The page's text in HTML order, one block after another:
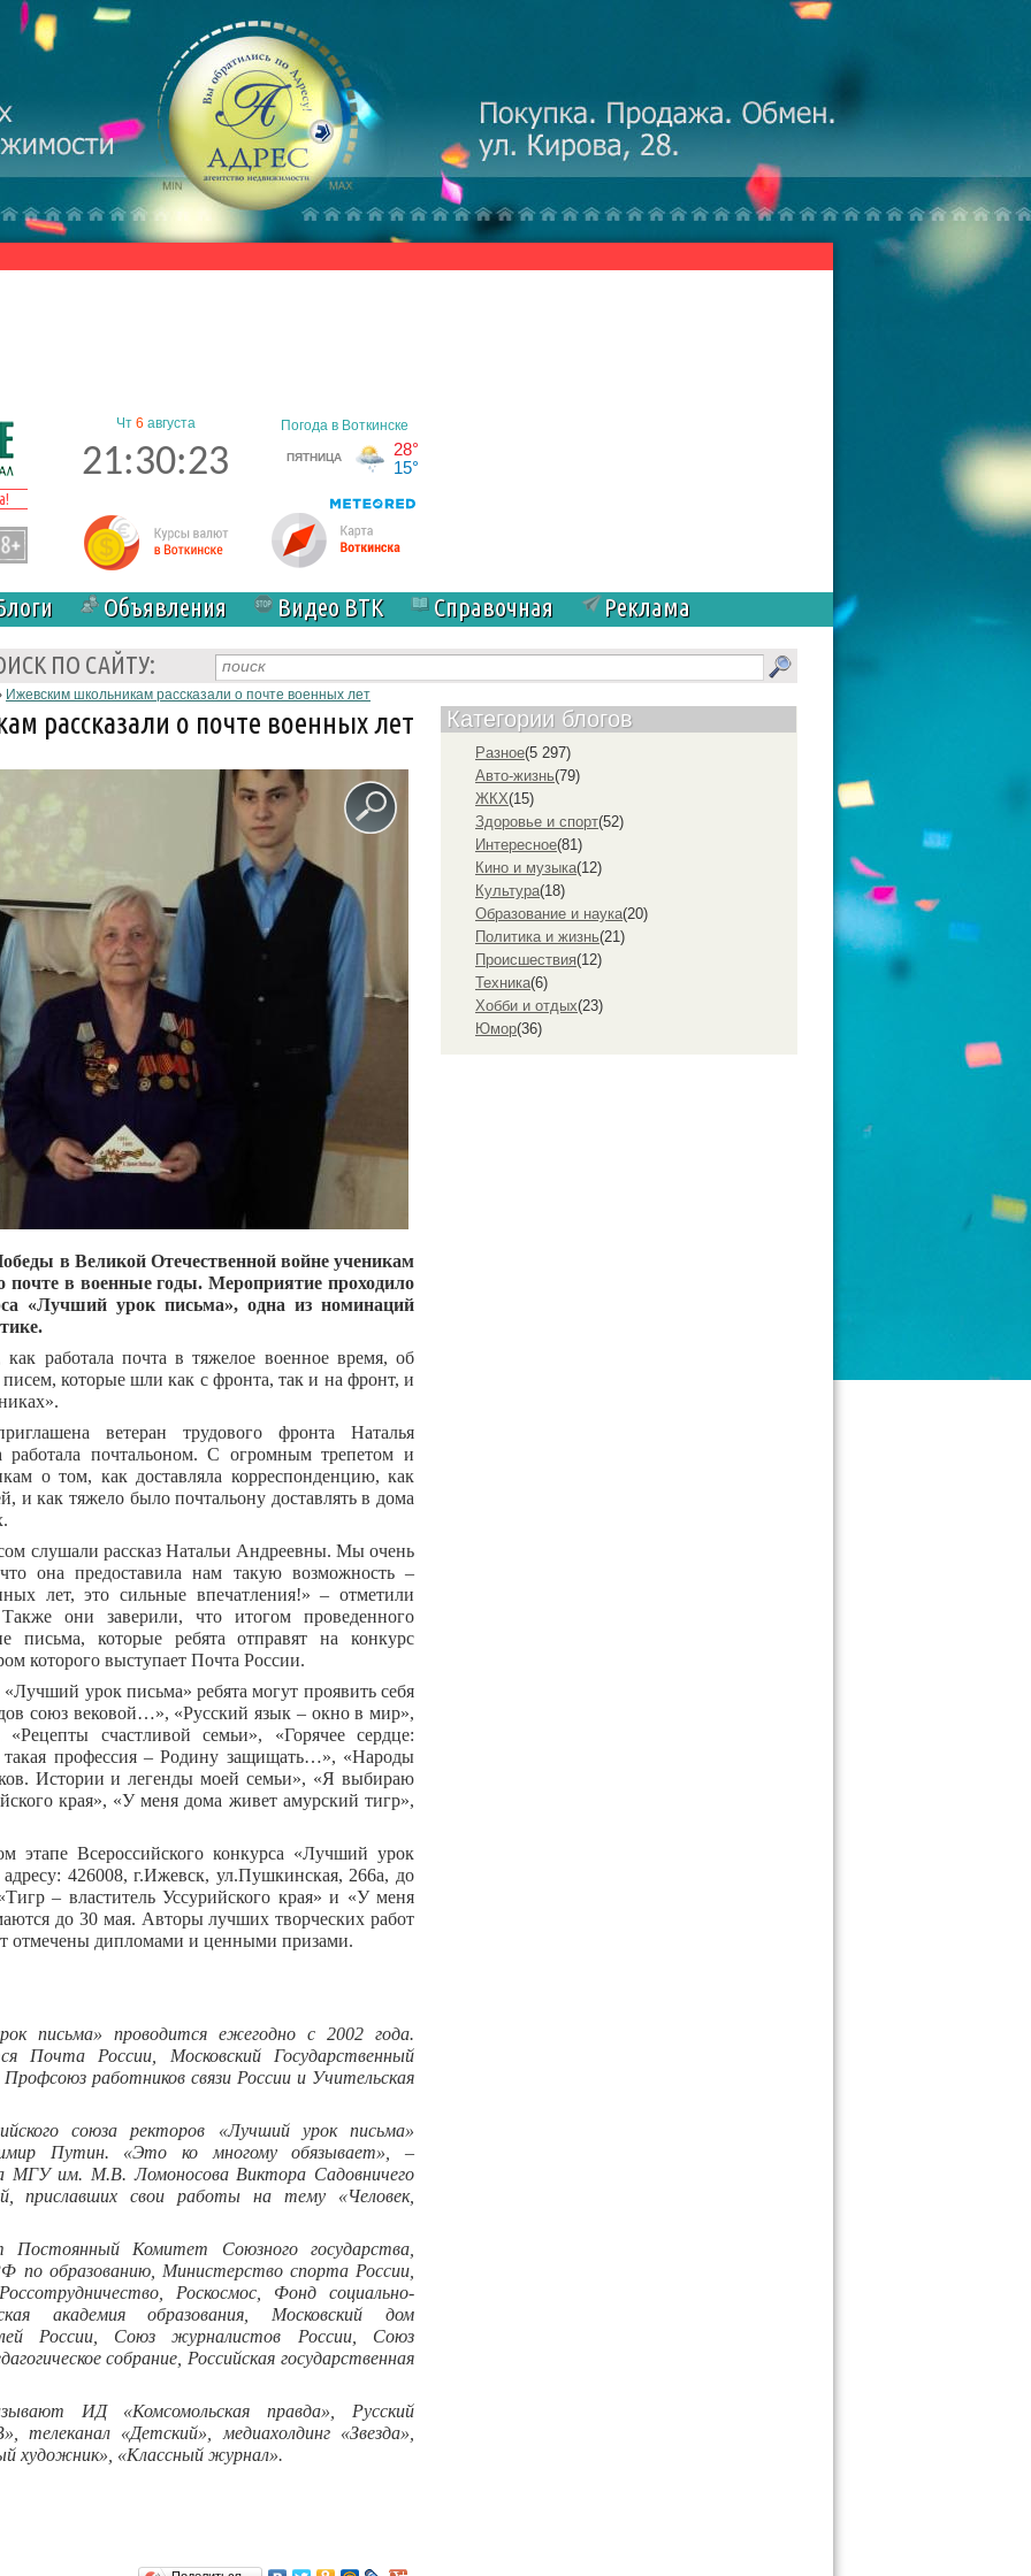
Чт 6 августа
21:30:24
Объявления Видео ВТК Справочная
Реклама
ПО САЙТУ:
Ижевским школьникам рассказали о почте военных лет
рассказали о почте военных лет
в Великой Отечественной войне ученикам
в военные годы. Мероприятие проходило
«Лучший урок письма», одна из номинаций
работала почта в тяжелое военное время, об
которые шли как с фронта, так и на фронт, и
ветеран трудового фронта Наталья
почтальоном. С огромным трепетом и
о том, как доставляла корреспонденцию, как
и как тяжело было почтальону доставлять в дома
слушали рассказ Натальи Андреевны. Мы очень
она предоставила нам такую возможность –
лет, это сильные впечатления!» – отметили
они заверили, что итогом проведенного
письма, которые ребята отправят на конкурс
которого выступает Почта России.
урок письма» ребята могут проявить себя
союз вековой…», «Русский язык – окно в мир»,
счастливой семьи», «Горячее сердце:
профессия – Родину защищать…», «Народы
Истории и легенды моей семьи», «Я выбираю
края», «У меня дома живет амурский тигр»,
этапе Всероссийского конкурса «Лучший урок
426008, г.Ижевск, ул.Пушкинская, 266а, до
– властитель Уссурийского края» и «У меня
до 30 мая. Авторы лучших творческих работ
отмечены дипломами и ценными призами.
письма» проводится ежегодно с 2002 года.
Почта России, Московский Государственный
работников связи России и Учительская
союза ректоров «Лучший урок письма»
Путин. «Это ко многому обязывает», –
МГУ им. М.В. Ломоносова Виктора Садовничего
приславших свои работы на тему «Человек,
Постоянный Комитет Союзного государства,
по образованию, Министерство спорта России,
Роскосмос, Фонд социально-
академия образования, Московский дом
России, Союз журналистов России, Союз
собрание, Российская государственная
ИД «Комсомольская правда», Русский
телеканал «Детский», медиахолдинг «Звезда»,
художник», «Классный журнал».
Категории блогов
Разное(5 297)
Авто-жизнь(79)
ЖКХ(15)
Здоровье и спорт(52)
Интересное(81)
Кино и музыка(12)
Культура(18)
Образование и наука(20)
Политика и жизнь(21)
Проиcшествия(12)
Техника(6)
Хобби и отдых(23)
Юмор(36)